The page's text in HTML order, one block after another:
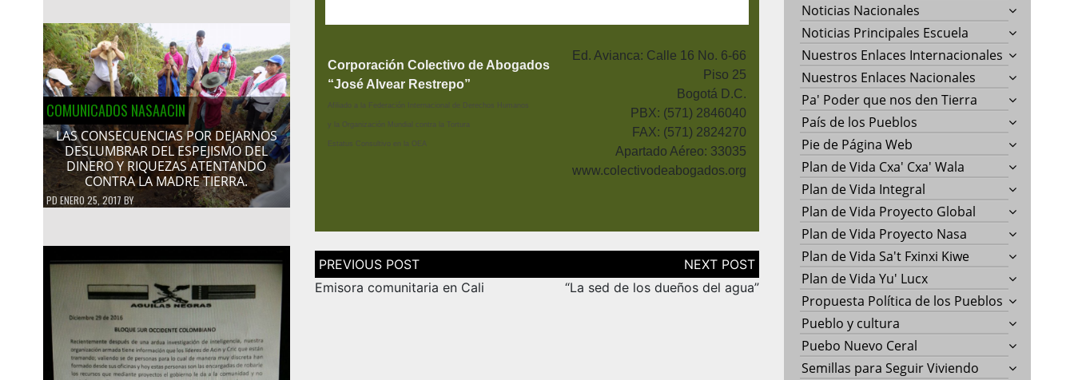
COMUNICADOS NASAACIN
LAS CONSECUENCIAS POR DEJARNOS
DESLUMBRAR DEL ESPEJISMO DEL
DINERO Y RIQUEZAS ATENTANDO
CONTRA LA MADRE TIERRA.
PDENERO 25, 2017 BY
Corporación Colectivo de Abogados
“José Alvear Restrepo”
Afiliado a la Federación Internacional de Derechos Humanos
y la Organización Mundial contra la Tortura
Estatus Consultivo en la OEA
Ed. Avianca: Calle 16 No. 6-66
Piso 25
Bogotá D.C.
PBX: (571) 2846040
FAX: (571) 2824270
Apartado Aéreo: 33035
www.colectivodeabogados.org
Navegación
de
entradas
Emisora comunitaria en Cali “La sed de los dueños del agua”
Noticias Nacionales
Noticias Principales Escuela
Nuestros Enlaces Internacionales
Nuestros Enlaces Nacionales
Pa' Poder que nos den Tierra
País de los Pueblos
Pie de Página Web
Plan de Vida Cxa' Cxa' Wala
Plan de Vida Integral
Plan de Vida Proyecto Global
Plan de Vida Proyecto Nasa
Plan de Vida Sa't Fxinxi Kiwe
Plan de Vida Yu' Lucx
Propuesta Política de los Pueblos
Pueblo y cultura
Puebo Nuevo Ceral
Semillas para Seguir Viviendo